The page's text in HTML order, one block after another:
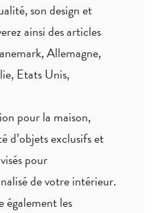
son design et
ainsi des articles
Allemagne,
Etats Unis,
pour la maison,
d’objets exclusifset
pour
de votre intérieur.
également les